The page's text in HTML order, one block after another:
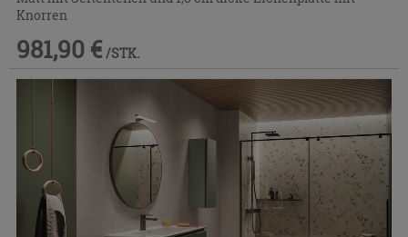
Knorren
981,90 € /STK.